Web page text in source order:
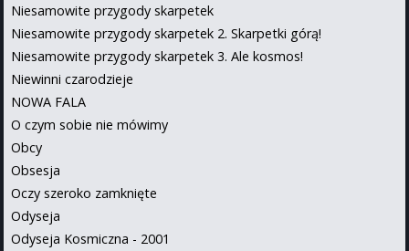
Niesamowite przygody skarpetek
Niesamowite przygody skarpetek 2. Skarpetki górą!
Niesamowite przygody skarpetek 3. Ale kosmos!
Niewinni czarodzieje
NOWA FALA
O czym sobie nie mówimy
Obcy
Obsesja
Oczy szeroko zamknięte
Odyseja
Odyseja Kosmiczna - 2001